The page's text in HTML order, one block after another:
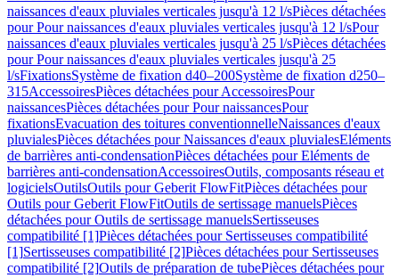
naissances d'eaux pluviales verticales jusqu'à 12 l/sPièces détachées
pour Pour naissances d'eaux pluviales verticales jusqu'à 12 l/sPour
naissances d'eaux pluviales verticales jusqu'à 25 l/sPièces détachées
pour Pour naissances d'eaux pluviales verticales jusqu'à 25
l/sFixationsSystème de fixation d40–200Système de fixation d250–
315AccessoiresPièces détachées pour AccessoiresPour
naissancesPièces détachées pour Pour naissancesPour
fixationsEvacuation des toitures conventionnelleNaissances d'eaux
pluvialesPièces détachées pour Naissances d'eaux pluvialesEléments
de barrières anti-condensationPièces détachées pour Eléments de
barrières anti-condensationAccessoiresOutils, composants réseau et
logicielsOutilsOutils pour Geberit FlowFitPièces détachées pour
Outils pour Geberit FlowFitOutils de sertissage manuelsPièces
détachées pour Outils de sertissage manuelsSertisseuses
compatibilité [1]Pièces détachées pour Sertisseuses compatibilité
[1]Sertisseuses compatibilité [2]Pièces détachées pour Sertisseuses
compatibilité [2]Outils de préparation de tubePièces détachées pour